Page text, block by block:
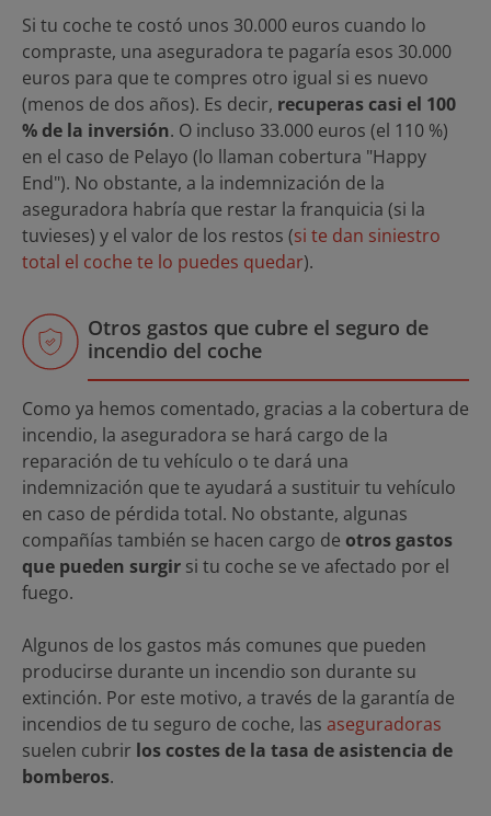
Si tu coche te costó unos 30.000 euros cuando lo
compraste, una aseguradora te pagaría esos 30.000
euros para que te compres otro igual si es nuevo
(menos de dos años). Es decir, recuperas casi el 100
% de la inversión. O incluso 33.000 euros (el 110 %)
en el caso de Pelayo (lo llaman cobertura "Happy
End"). No obstante, a la indemnización de la
aseguradora habría que restar la franquicia (si la
tuvieses) y el valor de los restos (si te dan siniestro
total el coche te lo puedes quedar).
Otros gastos que cubre el seguro de
incendio del coche
Como ya hemos comentado, gracias a la cobertura de
incendio, la aseguradora se hará cargo de la
reparación de tu vehículo o te dará una
indemnización que te ayudará a sustituir tu vehículo
en caso de pérdida total. No obstante, algunas
compañías también se hacen cargo de otros gastos
que pueden surgir si tu coche se ve afectado por el
fuego.
Algunos de los gastos más comunes que pueden
producirse durante un incendio son durante su
extinción. Por este motivo, a través de la garantía de
incendios de tu seguro de coche, las aseguradoras
suelen cubrir los costes de la tasa de asistencia de
bomberos.